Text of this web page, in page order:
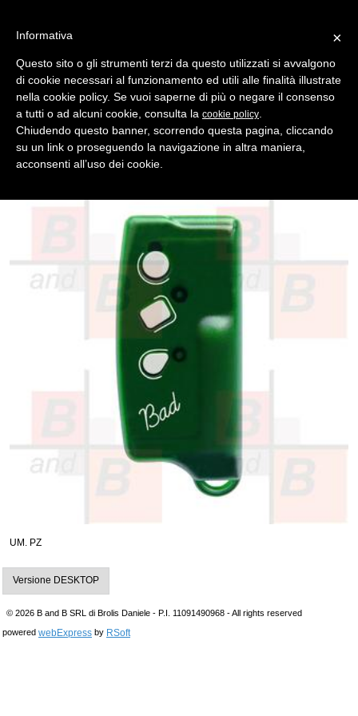
Indietro
TELECOMANDI - AUTOMAZIONE > TELECOMANDI COMPATIBILI
telecomando tx 2 canali bad 433 mhz colore green
UM. PZ
Versione DESKTOP
© 2026 B and B SRL di Brolis Daniele - P.I. 11091490968 - All rights reserved
powered webExpress by RSoft
×
Informativa
Questo sito o gli strumenti terzi da questo utilizzati si avvalgono
di cookie necessari al funzionamento ed utili alle finalità illustrate
nella cookie policy. Se vuoi saperne di più o negare il consenso
a tutti o ad alcuni cookie, consulta la cookie policy
Chiudendo questo banner, scorrendo questa pagina, cliccando
su un link o proseguendo la navigazione in altra maniera,
acconsenti all’uso dei cookie.